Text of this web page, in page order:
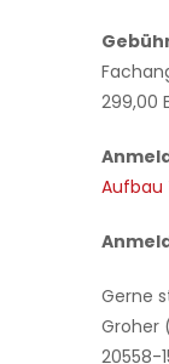
299,00
Aufbau
Gerne
Groher
20558-